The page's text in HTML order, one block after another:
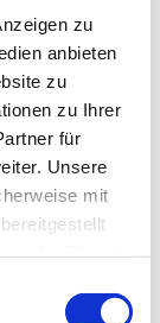
zu
anbieten
zu
zu Ihrer
für
Unsere
mit
Uhr